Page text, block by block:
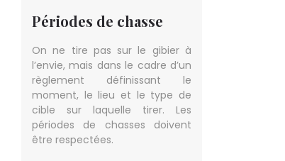
Périodes de chasse
On ne tire pas sur le gibier à
l’envie, mais dans le cadre d’un
règlement définissant le
moment, le lieu et le type de
cible sur laquelle tirer. Les
périodes de chasses doivent
être respectées.